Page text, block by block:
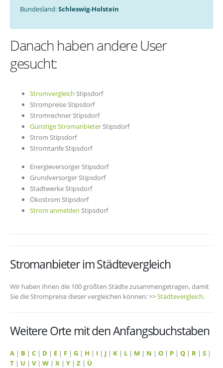
Bundesland:Schleswig-Holstein
Danach haben andere User
gesucht:
Stromvergleich Stipsdorf
Strompreise Stipsdorf
Stromrechner Stipsdorf
Günstige StromanbieterStipsdorf
Strom Stipsdorf
Stromtarife Stipsdorf
Energieversorger Stipsdorf
Grundversorger Stipsdorf
Stadtwerke Stipsdorf
Ökostrom Stipsdorf
Strom anmelden Stipsdorf
Stromanbieter im Städtevergleich
Wir haben Ihnen die 100 größten Städte zusammengetragen, damit
Sie die Strompreise dieser vergleichen können: >>Städtevergleich.
Weitere Orte mit den Anfangsbuchstaben
A | B | C | D | E | F | G | H | I | J | K | L | M | N | O | P | Q | R | S |
T | U | V| W | X | Y | Z | Ü